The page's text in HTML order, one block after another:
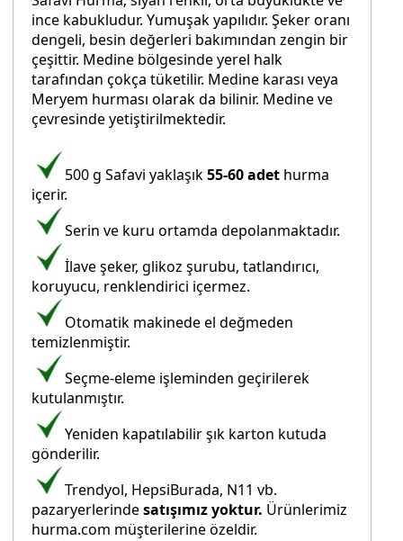
ince kabukludur. Yumuşak yapılıdır. Şeker oranı
dengeli, besin değerleri bakımından zengin bir
çeşittir. Medine bölgesinde yerel halk
tarafından çokça tüketilir. Medine karası veya
Meryem hurması olarak da bilinir. Medine ve
çevresinde yetiştirilmektedir.
500 g Safavi yaklaşık55-60 adet hurma
içerir.
Serin ve kuru ortamda depolanmaktadır.
İlave şeker, glikoz şurubu, tatlandırıcı,
koruyucu, renklendirici içermez.
Otomatik makinede el değmeden
temizlenmiştir.
Seçme-eleme işleminden geçirilerek
kutulanmıştır.
Yeniden kapatılabilir şık karton kutuda
gönderilir.
Trendyol, HepsiBurada, N11 vb.
pazaryerlerindesatışımız yoktur. Ürünlerimiz
hurma.com müşterilerine özeldir.